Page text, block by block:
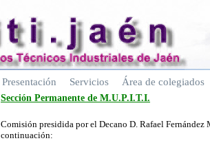
Presentación Servicios Área de colegiados
Sección Permanente de M.U.P.I.T.I.
Comisión presidida por el Decano D. Rafael Fernández
continuación: